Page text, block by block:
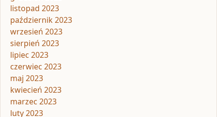
listopad 2023
październik 2023
wrzesień 2023
sierpień 2023
lipiec 2023
czerwiec 2023
maj 2023
kwiecień 2023
marzec 2023
luty 2023